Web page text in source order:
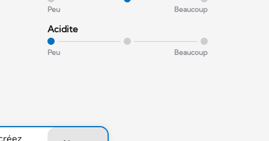
Peu Beaucoup
Acidite
Peu Beaucoup